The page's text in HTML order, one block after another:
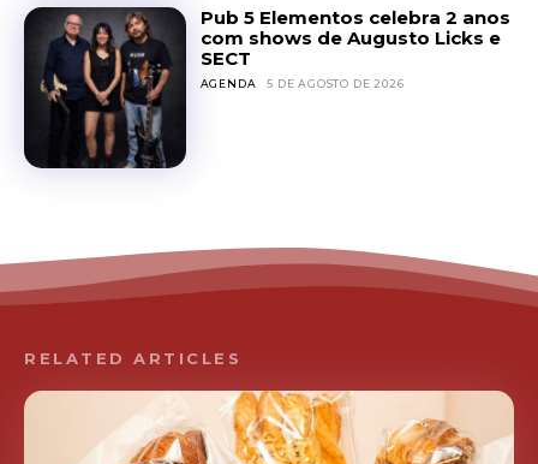
Pub 5 Elementos celebra 2 anos
com shows de Augusto Licks e
SECT
AGENDA 5 DE AGOSTO DE 2026
RELATED ARTICLES